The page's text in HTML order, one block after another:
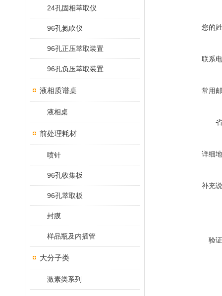
24孔固相萃取仪
96孔氮吹仪
96孔正压萃取装置
96孔负压萃取装置
液相质谱桌
液相桌
前处理耗材
喷针
96孔收集板
96孔萃取板
封膜
样品瓶及内插管
大分子类
激素类系列
您的
联系
常用
详细
补充
验